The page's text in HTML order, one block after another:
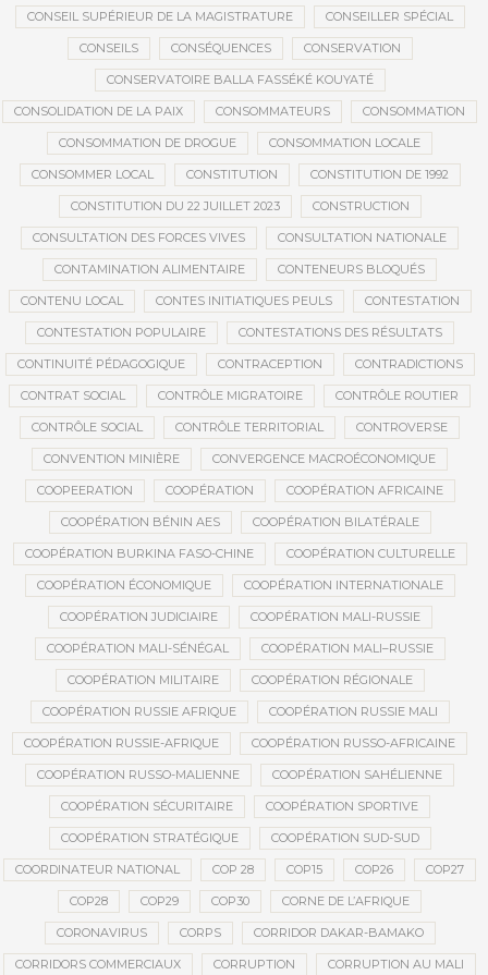
CONSEIL SUPÉRIEUR DE LA MAGISTRATURE CONSEILLER SPÉCIAL
CONSEILS CONSÉQUENCES CONSERVATION
CONSERVATOIRE BALLA FASSÉKÉ KOUYATÉ
CONSOLIDATION DE LA PAIX CONSOMMATEURS CONSOMMATION
CONSOMMATION DE DROGUE CONSOMMATION LOCALE
CONSOMMER LOCAL CONSTITUTION CONSTITUTION DE 1992
CONSTITUTION DU 22 JUILLET 2023 CONSTRUCTION
CONSULTATION DES FORCES VIVES CONSULTATION NATIONALE
CONTAMINATION ALIMENTAIRE CONTENEURS BLOQUÉS
CONTENU LOCAL CONTES INITIATIQUES PEULS CONTESTATION
CONTESTATION POPULAIRE CONTESTATIONS DES RÉSULTATS
CONTINUITÉ PÉDAGOGIQUE CONTRACEPTION CONTRADICTIONS
CONTRAT SOCIAL CONTRÔLE MIGRATOIRE CONTRÔLE ROUTIER
CONTRÔLE SOCIAL CONTRÔLE TERRITORIAL CONTROVERSE
CONVENTION MINIÈRE CONVERGENCE MACROÉCONOMIQUE
COOPEERATION COOPÉRATION COOPÉRATION AFRICAINE
COOPÉRATION BÉNIN AES COOPÉRATION BILATÉRALE
COOPÉRATION BURKINA FASO-CHINE COOPÉRATION CULTURELLE
COOPÉRATION ÉCONOMIQUE COOPÉRATION INTERNATIONALE
COOPÉRATION JUDICIAIRE COOPÉRATION MALI-RUSSIE
COOPÉRATION MALI-SÉNÉGAL COOPÉRATION MALI–RUSSIE
COOPÉRATION MILITAIRE COOPÉRATION RÉGIONALE
COOPÉRATION RUSSIE AFRIQUE COOPÉRATION RUSSIE MALI
COOPÉRATION RUSSIE-AFRIQUE COOPÉRATION RUSSO-AFRICAINE
COOPÉRATION RUSSO-MALIENNE COOPÉRATION SAHÉLIENNE
COOPÉRATION SÉCURITAIRE COOPÉRATION SPORTIVE
COOPÉRATION STRATÉGIQUE COOPÉRATION SUD-SUD
COORDINATEUR NATIONAL COP 28 COP15 COP26 COP27
COP28 COP29 COP30 CORNE DE L’AFRIQUE
CORONAVIRUS CORPS CORRIDOR DAKAR-BAMAKO
CORRIDORS COMMERCIAUX CORRUPTION CORRUPTION AU MALI